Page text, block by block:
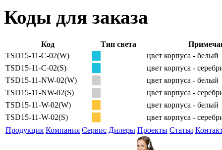
Коды для заказа
Код Тип света
TSD15-11-C-02(W)
цвет корпуса - белый
TSD15-11-C-02(S)
цвет корпуса -
TSD15-11-NW-02(W)
цвет корпуса - белый
TSD15-11-NW-02(S)
цвет корпуса -
TSD15-11-W-02(W)
цвет корпуса - белый
TSD15-11-W-02(S)
цвет корпуса -
Продукция Компания Сервис Дилеры Проекты Статьи